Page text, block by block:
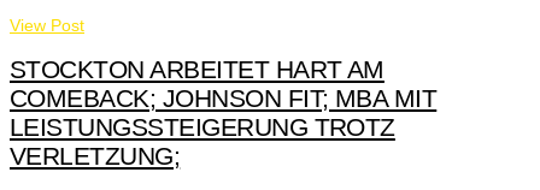
View Post
STOCKTON ARBEITET HART AM
COMEBACK; JOHNSON FIT; MBA MIT
LEISTUNGSSTEIGERUNG TROTZ
VERLETZUNG;